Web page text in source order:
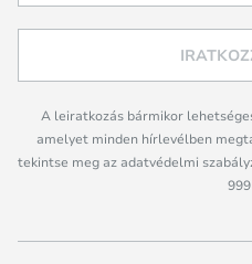
A leiratkozás bármikor
amelyet minden hírlevélben
tekintse meg az adatvédelmi